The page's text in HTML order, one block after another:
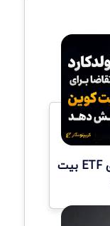
هک کولدکارد می‌تواند تقاضا برای ETF بیت